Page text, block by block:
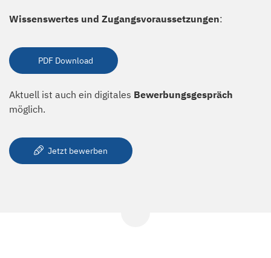
Wissenswertes und Zugangsvoraussetzungen:
PDF Download
Aktuell ist auch ein digitales Bewerbungsgespräch
möglich.
Jetzt bewerben